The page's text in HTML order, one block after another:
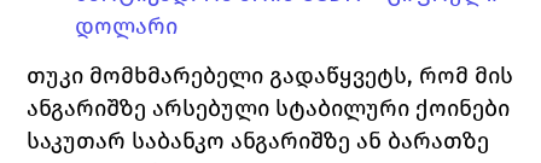
დოლარი
თუკი მომხმარებელი გადაწყვეტს, რომ მის
ანგარიშზე არსებული სტაბილური ქოინები
საკუთარ საბანკო ანგარიშზე ან ბარათზე